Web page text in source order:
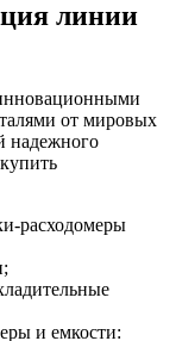
линии
от мировых
надежного
расходомеры
и емкости: